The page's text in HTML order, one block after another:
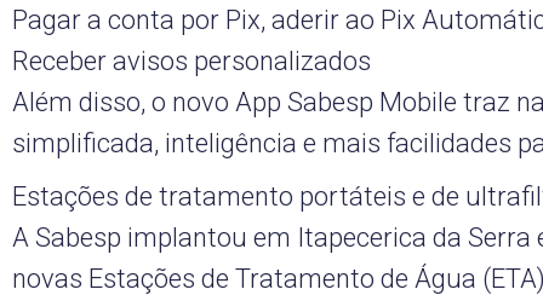
Pagar a conta por Pix, aderir ao Pix
Receber avisos personalizados
Além disso, o novo App Sabesp Mobile traz
simplificada, inteligência e mais facilidades
Estações de tratamento portáteis e de
A Sabesp implantou em Itapecerica da Serra
novas Estações de Tratamento de Água